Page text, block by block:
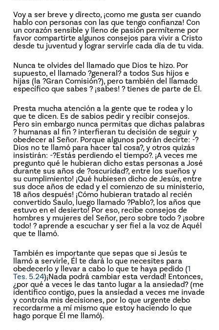
Voy a ser breve y directo, ¡como me gusta ser cuando
hablo con personas con las que tengo confianza! Con
un corazón sensible y lleno de pasión permíteme por
favor compartirte algunos consejos para vivir a Cristo
desde tu juventud y lograr servirle cada día de tu vida.
Nunca te olvides del llamado que Dios te hizo. Por
supuesto, el llamado ?general? a todos Sus hijos e
hijas (la ?Gran Comisión?), pero también del llamado
específico que sabes ? ¡sabes! ? tienes de parte de Él.
Presta mucha atención a la gente que te rodea y lo
que te dicen. Es de sabios pedir y recibir consejos.
Pero sin embargo nunca permitas que dichas palabras
? humanas al fin ? interfieran tu decisión de seguir y
obedecer al Señor. Porque algunos podrán decirte: -?
Dios no te llamó para hacer tal cosa?, y otros quizás
insistirán: -?Estás perdiendo el tiempo?. ¡A veces me
pregunto qué le hubieran dicho estas personas a José
durante sus años de ?oscuridad?, entre los sueños y
su cumplimiento! ¡Qué hubiesen dicho de Jesús, entre
sus doce años de edad y el comienzo de su ministerio,
18 años después! ¡Cómo hubieran tratado al recién
convertido Saulo, luego llamado ?Pablo?, los años que
estuvo en el desierto! Por eso, recibe consejos de
hombres y mujeres del Señor, pero sobre todo ? ¡sobre
todo! ? aprende a escuchar y ser fiel a la voz de Aquél
que te llamó.
También es importante que sepas que si Jesús te
llamó a servirle, Él te dará lo que necesites para
obedecerlo y llevar a cabo lo que te haya pedido (1
Tes. 5.24)¡Nada podrá cambiar esta verdad! Entonces,
¿por qué a veces le das tanto lugar a la ansiedad? (me
identifico contigo, pues la ansiedad a veces me invade
y controla mis decisiones, por lo que urgente debo
recordarme a mí mismo que estoy haciendo lo que
hago porque Él me llamó).